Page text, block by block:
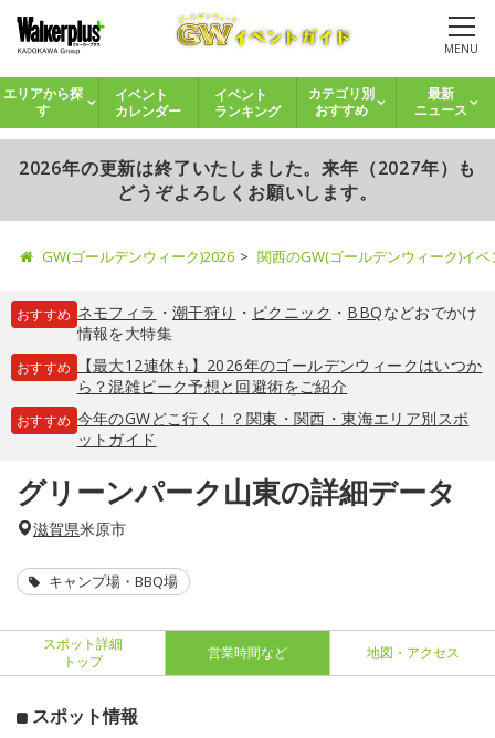
MENU
エリアから探
す
イベント
カレンダー
イベント
ランキング
カテゴリ別
おすすめ
最新
ニュース
2026年の更新は終了いたしました。来年（2027年）も
どうぞよろしくお願いします。
GW(ゴールデンウィーク)2026 関西のGW(ゴールデンウィーク)イ
おすすめ ネモフィラ ・ 潮干狩り ・ ピクニック ・ BBQなどおでかけ
情報を大特集
おすすめ
【最大12連休も】2026年のゴールデンウィークはいつか
ら？混雑ピーク予想と回避術をご紹介
おすすめ 今年のGWどこ行く！？関東・関西・東海エリア別スポ
ットガイド
グリーンパーク山東の詳細データ
滋賀県米原市
キャンプ場・BBQ場
スポット詳細
トップ
営業時間など 地図・アクセス
スポット情報